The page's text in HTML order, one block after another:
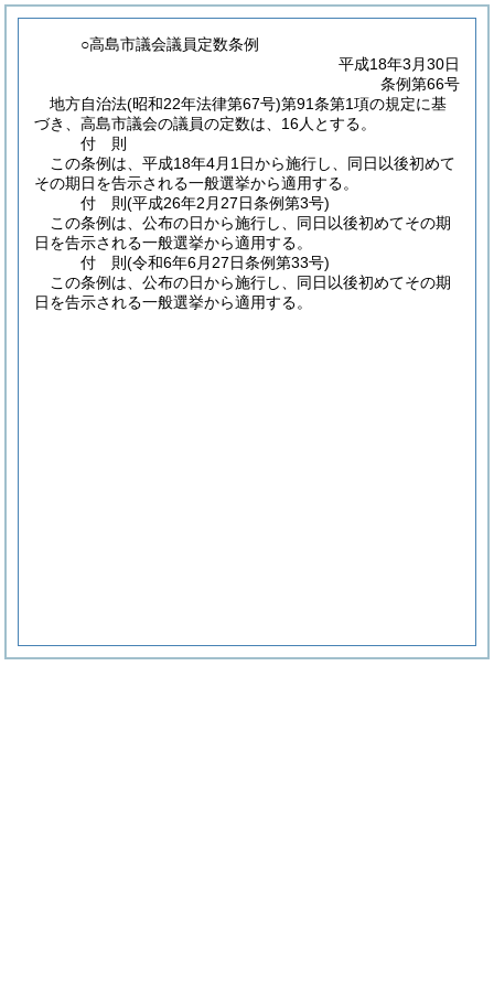
○高島市議会議員定数条例
平成18年3月30日
条例第66号
地方自治法(昭和22年法律第67号)第91条第1項の規定に基
づき、高島市議会の議員の定数は、16人とする。
付 則
この条例は、平成18年4月1日から施行し、同日以後初めて
その期日を告示される一般選挙から適用する。
付 則(平成26年2月27日条例第3号)
この条例は、公布の日から施行し、同日以後初めてその期
日を告示される一般選挙から適用する。
付 則(令和6年6月27日条例第33号)
この条例は、公布の日から施行し、同日以後初めてその期
日を告示される一般選挙から適用する。